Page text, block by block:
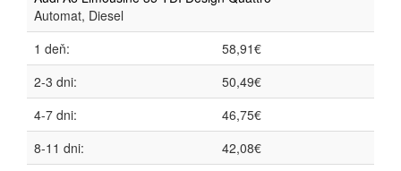
Automat, Diesel
1 deň:
58,91€
2-3 dni:
50,49€
4-7 dni:
46,75€
8-11 dni:
42,08€